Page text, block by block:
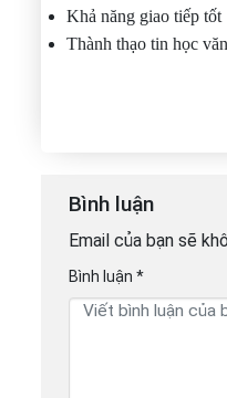
Khả năng giao tiếp tốt
Thành thạo tin học
Bình luận
Email của bạn sẽ
Bình luận *